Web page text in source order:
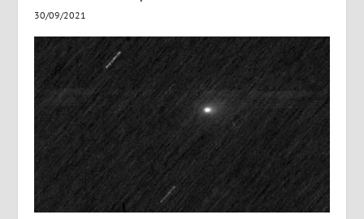
30/09/2021